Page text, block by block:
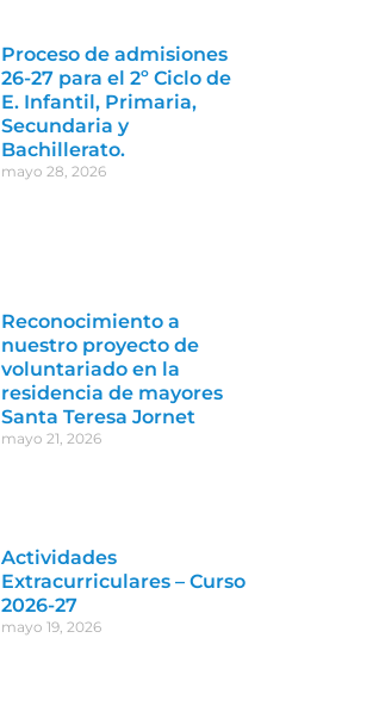
Proceso de admisiones
26-27 para el 2º Ciclo de
E. Infantil, Primaria,
Secundaria y
Bachillerato.
mayo 28, 2026
Reconocimiento a
nuestro proyecto de
voluntariado en la
residencia de mayores
Santa Teresa Jornet
mayo 21, 2026
Actividades
Extracurriculares – Curso
2026-27
mayo 19, 2026